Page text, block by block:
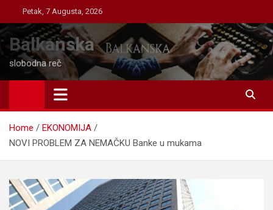
to
content
Petak, 7 Augusta, 2026
Balkanska
slobodna reč
Home
EKONOMIJA
NOVI PROBLEM ZA NEMAČKU Banke u mukama